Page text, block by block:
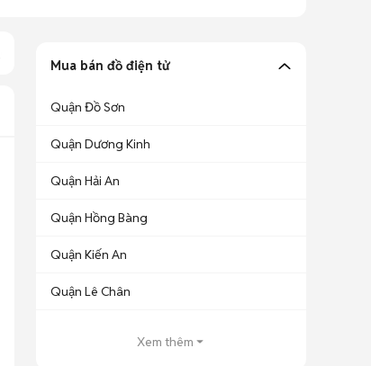
Mua bán đồ điện tử
Quận Đồ Sơn
Quận Dương Kinh
Quận Hải An
Quận Hồng Bàng
Quận Kiến An
Quận Lê Chân
Xem thêm